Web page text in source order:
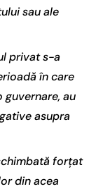
sau ale
privat s-a
în care
au
asupra
forțat
din acea